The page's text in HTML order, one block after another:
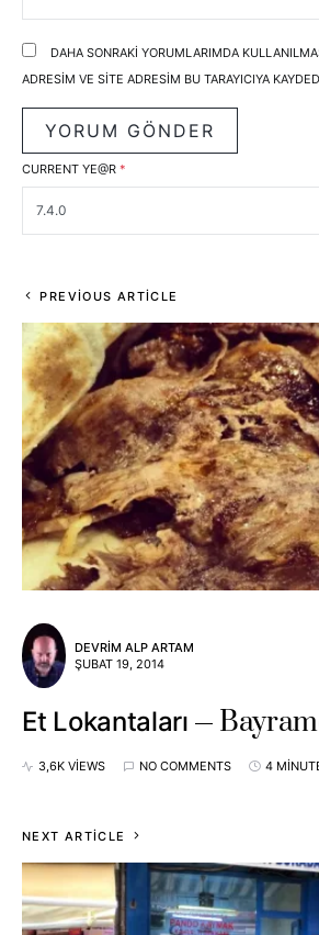
DAHA SONRAKI YORUMLARIMDA
ADRESIM VE SITE ADRESIM BU TARAYICIYA
CURRENT YE@R *
PREVIOUS ARTICLE
DEVRIM ALP ARTAM
ŞUBAT 19, 2014
Et Lokantaları
3,6K VIEWS NO COMMENTS 4
NEXT ARTICLE